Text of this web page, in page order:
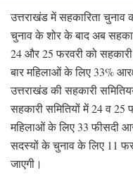
उत्तराखंड में सहकारिता चुनाव
चुनाव के शोर के बाद अब
24 और 25 फरवरी को
बार महिलाओं के लिए 33%
उत्तराखंड की सहकारी
सहकारी समितियों में 24 व 25
महिलाओं के लिए 33 फीसदी
सदस्यों के चुनाव के लिए 11
जाएगी।